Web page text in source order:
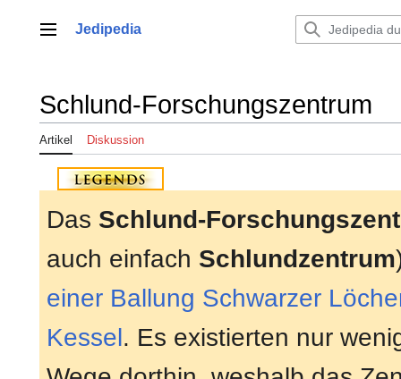
springenHauptmenü
Jedipedia
Schlund-Forschungszentrum
Artikel Diskussion
Das Schlund-
auch einfach Schlundzentrum
einer Ballung Schwarzer
Kessel. Es existierten nur